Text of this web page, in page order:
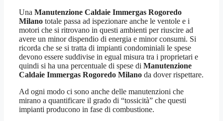
Una Manutenzione Caldaie Immergas Rogoredo
Milano totale passa ad ispezionare anche le ventole e i
motori che si ritrovano in questi ambienti per riuscire ad
avere un minor dispendio di energia e minor consumi. Si
ricorda che se si tratta di impianti condominiali le spese
devono essere suddivise in egual misura tra i proprietari e
quindi si ha una percentuale di spese di Manutenzione
Caldaie Immergas Rogoredo Milano da dover rispettare.
Ad ogni modo ci sono anche delle manutenzioni che
mirano a quantificare il grado di “tossicità” che questi
impianti producono in fase di combustione.